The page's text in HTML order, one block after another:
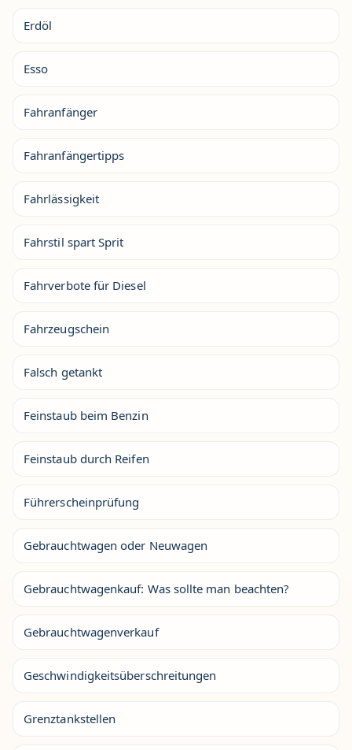
Erdöl
Esso
Fahranfänger
Fahranfängertipps
Fahrlässigkeit
Fahrstil spart Sprit
Fahrverbote für Diesel
Fahrzeugschein
Falsch getankt
Feinstaub beim Benzin
Feinstaub durch Reifen
Führerscheinprüfung
Gebrauchtwagen oder Neuwagen
Gebrauchtwagenkauf: Was sollte man beachten?
Gebrauchtwagenverkauf
Geschwindigkeitsüberschreitungen
Grenztankstellen